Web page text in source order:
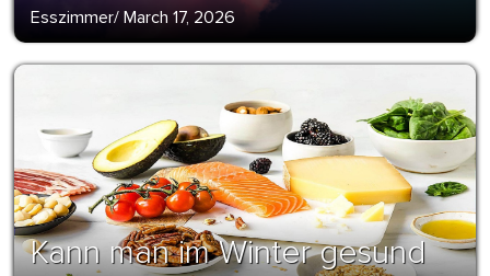
Esszimmer/ March 17, 2026
Kann man im Winter gesund